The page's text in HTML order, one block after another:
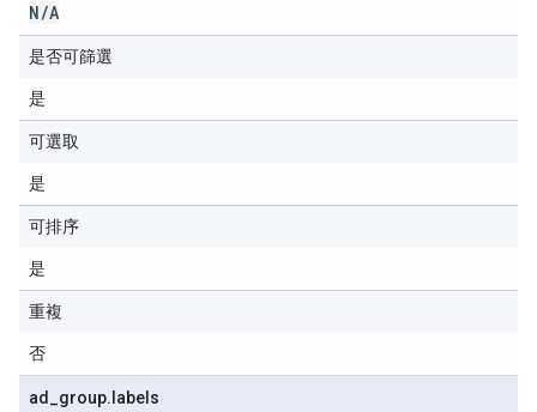
N/A
是否可篩選
是
可選取
是
可排序
是
重複
否
ad group. labels